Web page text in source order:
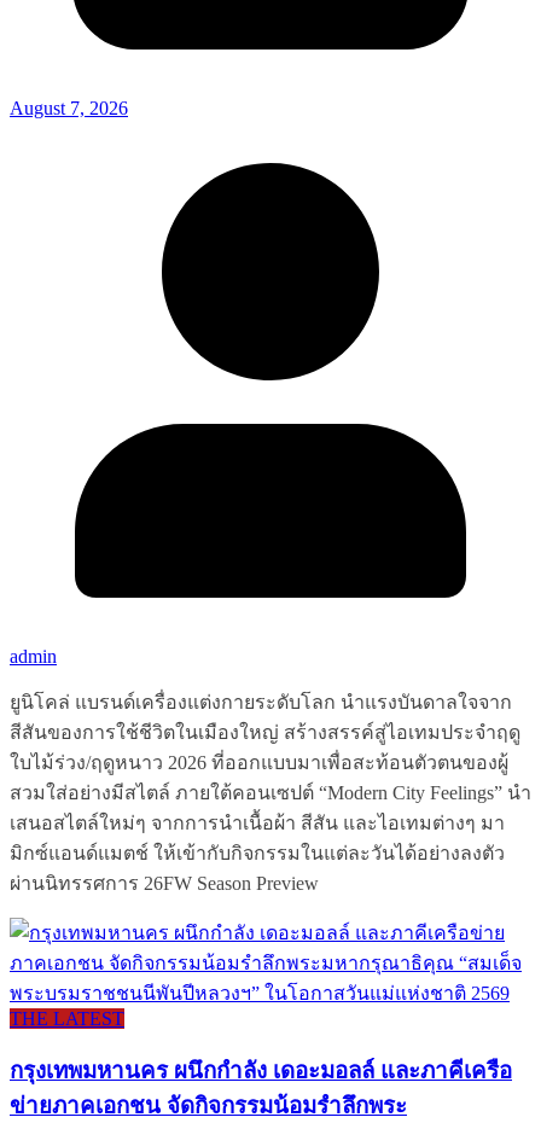
August 7, 2026
admin
ยูนิโคล่ แบรนด์เครื่องแต่งกายระดับโลก นำแรงบันดาลใจจาก
สีสันของการใช้ชีวิตในเมืองใหญ่ สร้างสรรค์สู่ไอเทมประจำฤดู
ใบไม้ร่วง/ฤดูหนาว 2026 ที่ออกแบบมาเพื่อสะท้อนตัวตนของผู้
สวมใส่อย่างมีสไตล์ ภายใต้คอนเซปต์ “Modern City Feelings” นำ
เสนอสไตล์ใหม่ๆ จากการนำเนื้อผ้า สีสัน และไอเทมต่างๆ มา
มิกซ์แอนด์แมตช์ ให้เข้ากับกิจกรรมในแต่ละวันได้อย่างลงตัว
ผ่านนิทรรศการ 26FW Season Preview
THE LATEST
กรุงเทพมหานคร ผนึกกำลัง เดอะมอลล์ และภาคีเครือ
ข่ายภาคเอกชน จัดกิจกรรมน้อมรำลึกพระ